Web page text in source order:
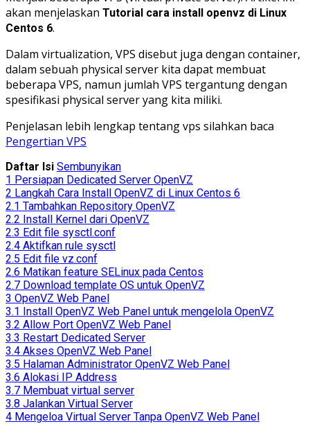
akan menjelaskan Tutorial cara install openvz di Linux
Centos 6.
Dalam virtualization, VPS disebut juga dengan container,
dalam sebuah physical server kita dapat membuat
beberapa VPS, namun jumlah VPS tergantung dengan
spesifikasi physical server yang kita miliki.
Penjelasan lebih lengkap tentang vps silahkan baca
Pengertian VPS
Daftar Isi Sembunyikan
1 Persiapan Dedicated Server OpenVZ
2 Langkah Cara Install OpenVZ di Linux Centos 6
2.1 Tambahkan Repository OpenVZ
2.2 Install Kernel dari OpenVZ
2.3 Edit file sysctl.conf
2.4 Aktifkan rule sysctl
2.5 Edit file vz.conf
2.6 Matikan feature SELinux pada Centos
2.7 Download template OS untuk OpenVZ
3 OpenVZ Web Panel
3.1 Install OpenVZ Web Panel untuk mengelola OpenVZ
3.2 Allow Port OpenVZ Web Panel
3.3 Restart Dedicated Server
3.4 Akses OpenVZ Web Panel
3.5 Halaman Administrator OpenVZ Web Panel
3.6 Alokasi IP Address
3.7 Membuat virtual server
3.8 Jalankan Virtual Server
4 Mengeloa Virtual Server Tanpa OpenVZ Web Panel